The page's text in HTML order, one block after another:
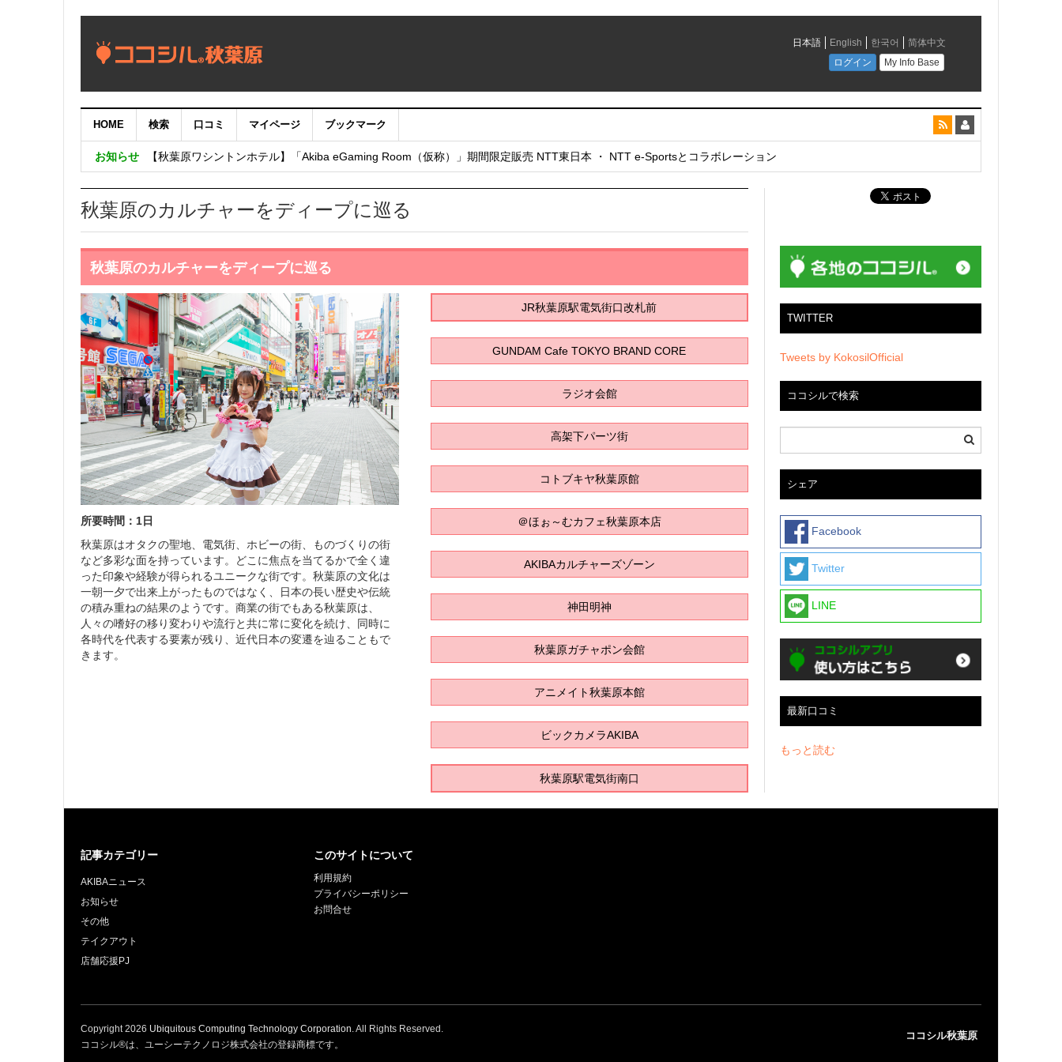
HOME 検索 口コミ マイページ ブックマーク
お知らせ
【重要：9月5日（火）22時】ココシル：アカウントサービス移行のお知らせ
【秋葉原ワシントンホテル】「Akiba eGaming Room（仮称）」期間限定販売 NTT東日本 ・ NTT e-Sportsとコラボレーション
秋葉原のカルチャーをディープに巡る
秋葉原のカルチャーをディープに巡る
所要時間：1日
秋葉原はオタクの聖地、電気街、ホビーの街、ものづくりの街
など多彩な面を持っています。どこに焦点を当てるかで全く違
った印象や経験が得られるユニークな街です。秋葉原の文化は
一朝一夕で出来上がったものではなく、日本の長い歴史や伝統
の積み重ねの結果のようです。商業の街でもある秋葉原は、
人々の嗜好の移り変わりや流行と共に常に変化を続け、同時に
各時代を代表する要素が残り、近代日本の変遷を辿ることもで
きます。
JR秋葉原駅電気街口改札前
GUNDAM Cafe TOKYO BRAND CORE
ラジオ会館
高架下パーツ街
コトブキヤ秋葉原館
＠ほぉ～むカフェ秋葉原本店
AKIBAカルチャーズゾーン
神田明神
秋葉原ガチャポン会館
アニメイト秋葉原本館
ビックカメラAKIBA
秋葉原駅電気街南口
TWITTER
Tweets by KokosilOfficial
ココシルで検索
シェア
Facebook
Twitter
LINE
最新口コミ
もっと読む
記事カテゴリー
AKIBAニュース
お知らせ
その他
テイクアウト
店舗応援PJ
このサイトについて
利用規約
プライバシーポリシー
お問合せ
Copyright2026 Ubiquitous Computing Technology Corporation. All Rights Reserved.
ココシル®は、ユーシーテクノロジ株式会社の登録商標です。
ココシル秋葉原